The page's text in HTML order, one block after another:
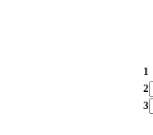
1
2
3